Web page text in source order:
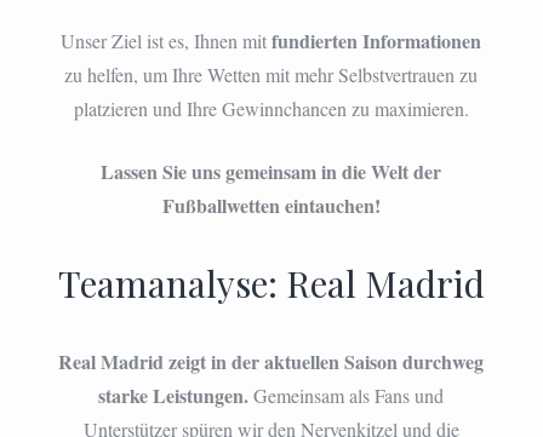
Unser Ziel ist es, Ihnen mitfundierten Informationen
zu helfen, um Ihre Wetten mit mehr Selbstvertrauen zu
platzieren und Ihre Gewinnchancen zu maximieren.
Lassen Sie uns gemeinsam in die Welt der
Fußballwetten eintauchen!
Teamanalyse: Real Madrid
Real Madrid zeigt in der aktuellen Saison durchweg
starke Leistungen.Gemeinsam als Fans und
Unterstützer spüren wir den Nervenkitzel und die